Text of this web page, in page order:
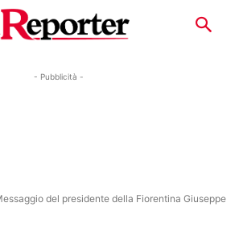
- Pubblicità -
del presidente della Fiorentina Giuseppe